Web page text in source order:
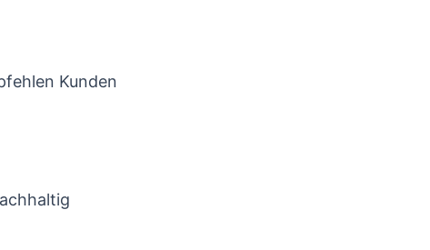
Kunden